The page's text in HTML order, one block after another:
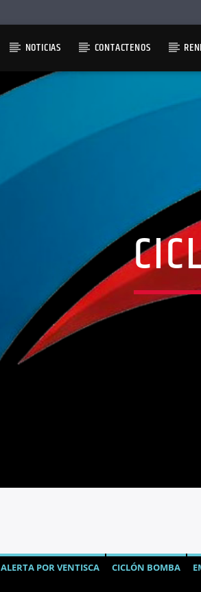
NOTICIAS CONTACTENOS
ALERTA POR VENTISCA CICLÓN BOMBA